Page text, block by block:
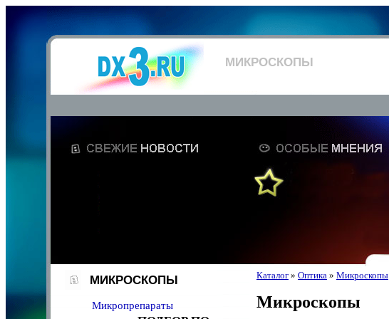
МИКРОСКОПЫ
МИКРОСКОПЫ
Микропрепараты
Каталог » Оптика » Микроскопы
Микроскопы